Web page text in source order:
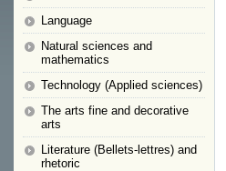
Language
Natural sciences and
mathematics
Technology (Applied sciences)
The arts fine and decorative
arts
Literature (Bellets-lettres) and
rhetoric